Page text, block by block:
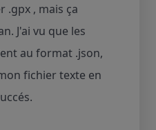
.gpx , mais ça
J'ai vu que les
au format .json,
fichier texte en